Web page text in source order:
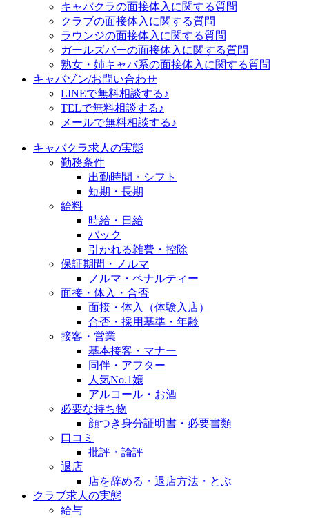
キャバクラの面接体入に関する質問
クラブの面接体入に関する質問
ラウンジの面接体入に関する質問
ガールズバーの面接体入に関する質問
熟女・姉キャバ系の面接体入に関する質問
キャバゾン/お問い合わせ
LINEで無料相談する♪
TELで無料相談する♪
メールで無料相談する♪
キャバクラ求人の実態
勤務条件
出勤時間・シフト
短期・長期
給料
時給・日給
バック
引かれる雑費・控除
保証期間・ノルマ
ノルマ・ペナルティー
面接・体入・合否
面接・体入（体験入店）
合否・採用基準・年齢
接客・営業
基本接客・マナー
同伴・アフター
人気No.1嬢
アルコール・お酒
必要な持ち物
顔つき身分証明書・必要書類
口コミ
批評・論評
退店
店を辞める・退店方法・とぶ
クラブ求人の実態
給与